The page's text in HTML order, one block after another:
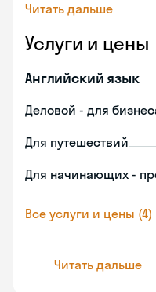
Читать дальше
Услуги и цены
Английский язык
Деловой - для
Для путешествий
Для начинающих -
Все услуги и цены (4)
Читать дальше